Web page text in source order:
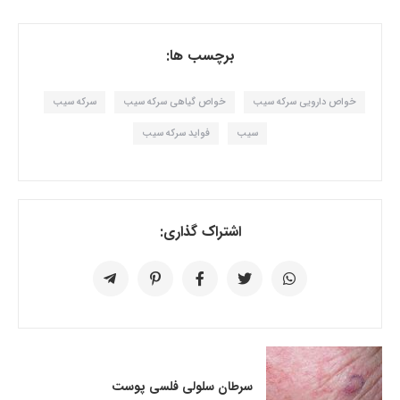
برچسب ها:
خواص دارویی سرکه سیب خواص گیاهی سرکه سیب سرکه سیب
سیب فواید سرکه سیب
اشتراک گذاری:
سرطان سلولی فلسی پوست